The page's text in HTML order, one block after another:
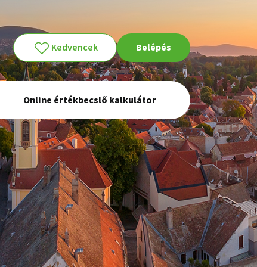
Kedvencek Belépés
Online értékbecslő kalkulátor